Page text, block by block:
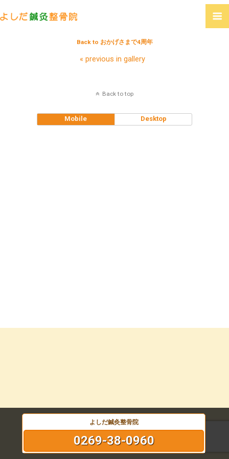
Back to おかげさまで4周年
« previous in gallery
Back to top
Mobile Desktop
よしだ鍼灸整骨院
0269-38-0960